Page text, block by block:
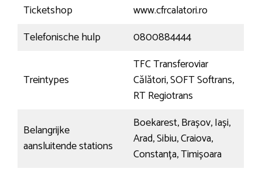
Ticketshop
www.cfrcalatori.ro
Telefonische hulp
0800884444
Treintypes
TFC Transferoviar
Călători, SOFT Softrans,
RT Regiotrans
Belangrijke
aansluitende stations
Boekarest, Brașov, Iași,
Arad, Sibiu, Craiova,
Constanța, Timișoara